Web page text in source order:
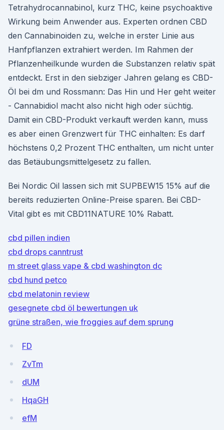
Tetrahydrocannabinol, kurz THC, keine psychoaktive
Wirkung beim Anwender aus. Experten ordnen CBD
den Cannabinoiden zu, welche in erster Linie aus
Hanfpflanzen extrahiert werden. Im Rahmen der
Pflanzenheilkunde wurden die Substanzen relativ spät
entdeckt. Erst in den siebziger Jahren gelang es CBD-
Öl bei dm und Rossmann: Das Hin und Her geht weiter
- Cannabidiol macht also nicht high oder süchtig.
Damit ein CBD-Produkt verkauft werden kann, muss
es aber einen Grenzwert für THC einhalten: Es darf
höchstens 0,2 Prozent THC enthalten, um nicht unter
das Betäubungsmittelgesetz zu fallen.
Bei Nordic Oil lassen sich mit SUPBEW15 15% auf die
bereits reduzierten Online-Preise sparen. Bei CBD-
Vital gibt es mit CBD11NATURE 10% Rabatt.
cbd pillen indien
cbd drops canntrust
m street glass vape & cbd washington dc
cbd hund petco
cbd melatonin review
gesegnete cbd öl bewertungen uk
grüne straßen, wie froggies auf dem sprung
FD
ZvTm
dUM
HqaGH
efM